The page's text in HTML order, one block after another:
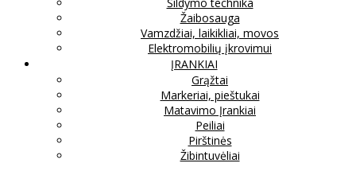
Žaibosauga
Vamzdžiai, laikikliai, movos
Elektromobilių įkrovimui
ĮRANKIAI
Grąžtai
Markeriai, pieštukai
Matavimo Įrankiai
Peiliai
Pirštinės
Žibintuvėliai